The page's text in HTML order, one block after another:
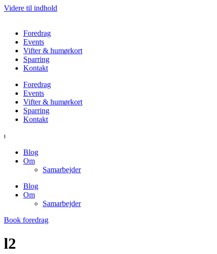
Videre til indhold
Foredrag
Events
Vifter & humørkort
Sparring
Kontakt
Foredrag
Events
Vifter & humørkort
Sparring
Kontakt
⏐
Blog
Om
Samarbejder
Blog
Om
Samarbejder
Book foredrag
l2